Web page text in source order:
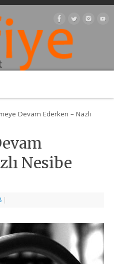
Devam Ederken – Nazlı
Nesibe
|